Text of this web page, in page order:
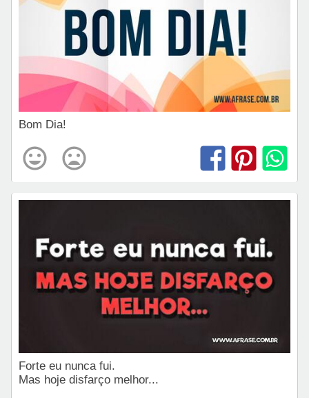
Bom Dia!
Forte eu nunca fui.
Mas hoje disfarço melhor...